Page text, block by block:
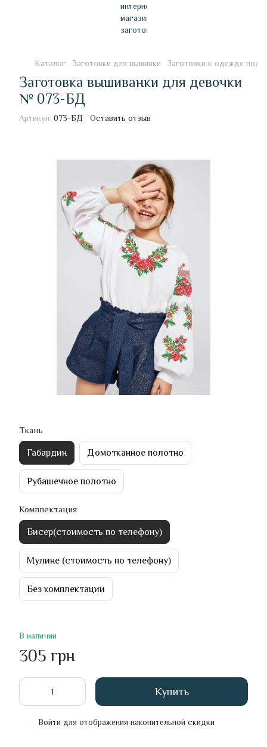
Каталог Заготовки для вышивки Заготовки к одежде под
Заготовка вышиванки для девочки
№ 073-БД
Артикул: 073-БД Оставить отзыв
Ткань
Габардин Домотканное полотно
Рубашечное полотно
Комплектация
Бисер(стоимость по телефону)
Мулине (стоимость по телефону)
Без комплектации
В наличии
305 грн
Купить
Войти для отображения накопительной скидки